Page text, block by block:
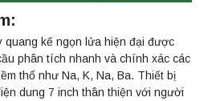
quang kế ngọn lửa hiện đại được
phân tích nhanh và chính xác các
thổ như Na, K, Na, Ba. Thiết bị
dung 7 inch thân thiện với người